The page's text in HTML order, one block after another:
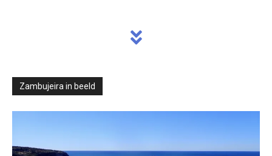
Zambujeira in beeld